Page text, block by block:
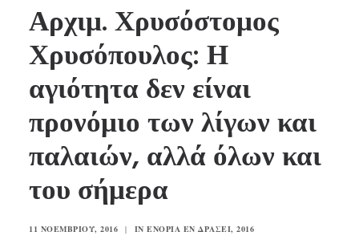
ΘΕΜΑΤΟΛΟΓΙΑ
ΑΝΑΚΟΙΝΩΣΕΙΣ
ΕΝΟΡΙΑ ΕΝ ΔΡΑΣΕΙ
ΕΥΑΓΓΕΛΙΣΤΡΙΑ ΠΕΙΡΑΙΏΣ
VIDEO
ΠΑΛΑΙΑ ΣΥΝΟΔΟΙΠΟΡΙΑ
ΕΠΙΚΟΙΝΩΝΙΑ
Αρχιμ. Χρυσόστομος
Χρυσόπουλος: Η
αγιότητα δεν είναι
προνόμιο των λίγων και
παλαιών, αλλά όλων και
του σήμερα
11 ΝΟΕΜΒΡΊΟΥ, 2016 | IN ΕΝΟΡΊΑ ΕΝ ΔΡΆΣΕΙ, 2016